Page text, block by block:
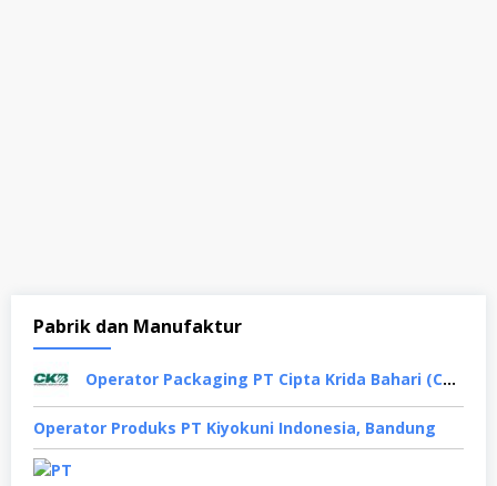
Pabrik dan Manufaktur
Operator Packaging PT Cipta Krida Bahari (CKB Group), Semarang
Oреrаtоr Produks PT Kiyokuni Indonesia, Bandung